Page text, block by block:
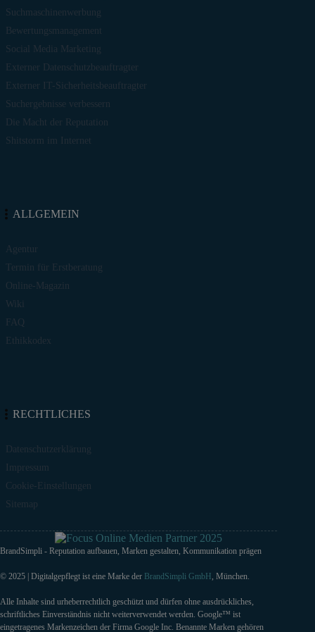
Suchmaschinenwerbung
Bewertungsmanagement
Social Media Marketing
Externer Datenschutzbeauftragter
Externer IT-Sicherheitsbeauftragter
Suchergebnisse verbessern
Die Macht der Reputation
Shitstorm im Internet
ALLGEMEIN
Agentur
Termin für Erstberatung
Online-Magazin
Wiki
FAQ
Ethikkodex
RECHTLICHES
Datenschutzerklärung
Impressum
Cookie-Einstellungen
Sitemap
BrandSimpli - Reputation aufbauen, Marken gestalten, Kommunikation prägen
© 2025 | Digitalgepflegt ist eine Marke der BrandSimpli GmbH , München.
Alle Inhalte sind urheberrechtlich geschützt und dürfen ohne ausdrückliches,
schriftliches Einverständnis nicht weiterverwendet werden. Google™ ist
eingetragenes Markenzeichen der Firma Google Inc. Benannte Marken gehören